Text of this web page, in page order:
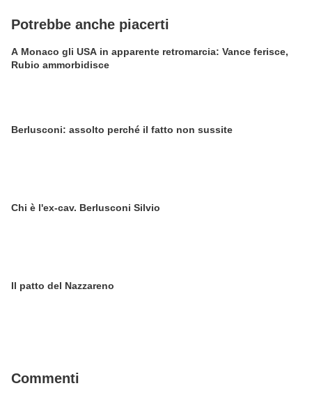
Potrebbe anche piacerti
A Monaco gli USA in apparente retromarcia: Vance ferisce,
Rubio ammorbidisce
Berlusconi: assolto perché il fatto non sussite
Chi è l'ex-cav. Berlusconi Silvio
Il patto del Nazzareno
Commenti